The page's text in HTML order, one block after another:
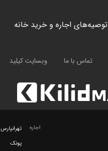
توصیه‌های اجاره و خرید خانه
تماس با ما وبسایت کیلید
اجاره تهرانپارس
پونک